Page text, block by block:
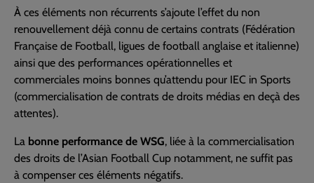
À ces éléments non récurrents s’ajoute l’effet du non
renouvellement déjà connu de certains contrats (Fédération
Française de Football, ligues de football anglaise et italienne)
ainsi que des performances opérationnelles et
commerciales moins bonnes qu’attendu pour IEC in Sports
(commercialisation de contrats de droits médias en deçà des
attentes).
La bonne performance de WSG, liée à la commercialisation
des droits de l’Asian Football Cup notamment, ne suffit pas
à compenser ces éléments négatifs.